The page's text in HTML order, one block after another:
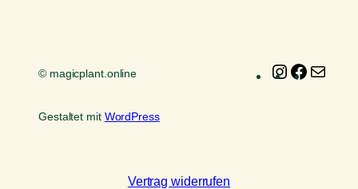
© magicplant.online Instagram
Gestaltet mit WordPress
Vertrag widerrufen